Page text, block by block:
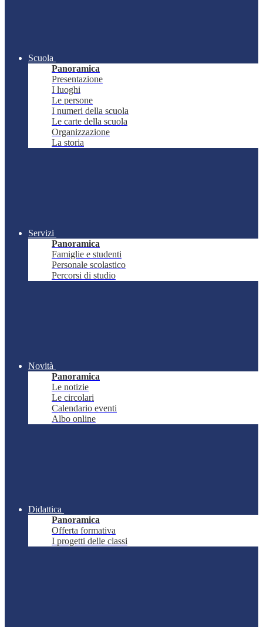
Scuola
Panoramica
Presentazione
I luoghi
Le persone
I numeri della scuola
Le carte della scuola
Organizzazione
La storia
Servizi
Panoramica
Famiglie e studenti
Personale scolastico
Percorsi di studio
Novità
Panoramica
Le notizie
Le circolari
Calendario eventi
Albo online
Didattica
Panoramica
Offerta formativa
I progetti delle classi